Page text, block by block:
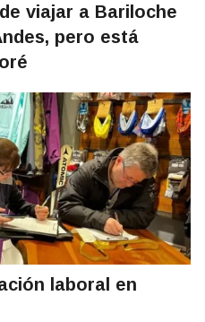
viajar a Bariloche
pero está
laboral en